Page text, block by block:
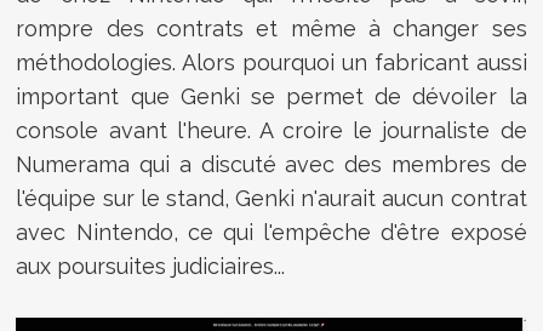
rompre des contrats et même à changer ses
méthodologies. Alors pourquoi un fabricant aussi
important que Genki se permet de dévoiler la
console avant l'heure. A croire le journaliste de
Numerama qui a discuté avec des membres de
l'équipe sur le stand, Genki n'aurait aucun contrat
avec Nintendo, ce qui l'empêche d'être exposé
aux poursuites judiciaires...